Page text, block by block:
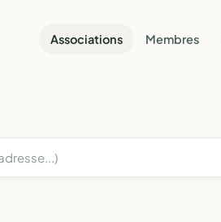
Associations Membres